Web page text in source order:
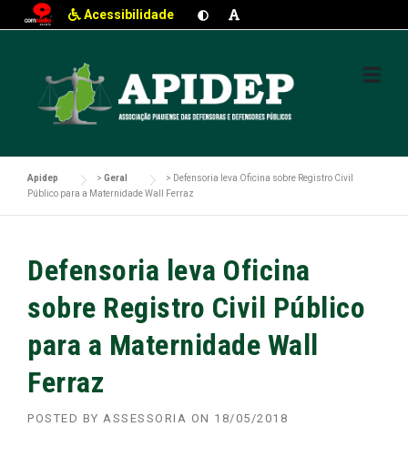
Acessibilidade
Apidep > Geral > Defensoria leva Oficina sobre Registro Civil
Público para a Maternidade Wall Ferraz
Defensoria leva Oficina
sobre Registro Civil Público
para a Maternidade Wall
Ferraz
POSTED BY ASSESSORIA ON 18/05/2018